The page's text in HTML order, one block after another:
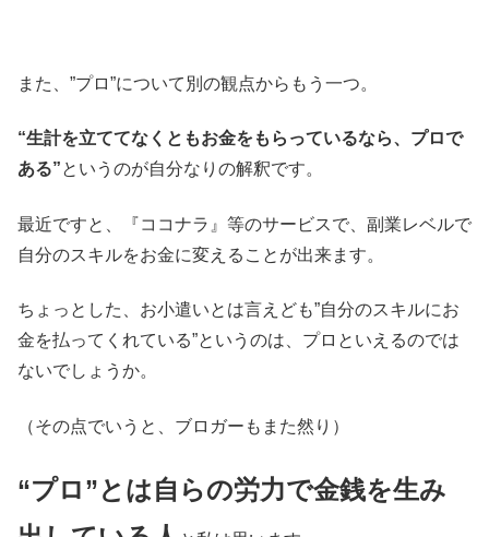
また、”プロ”について別の観点からもう一つ。
“生計を立ててなくともお金をもらっているなら、プロで
ある”というのが自分なりの解釈です。
最近ですと、『ココナラ』等のサービスで、副業レベルで
自分のスキルをお金に変えることが出来ます。
ちょっとした、お小遣いとは言えども”自分のスキルにお
金を払ってくれている”というのは、プロといえるのでは
ないでしょうか。
（その点でいうと、ブロガーもまた然り）
“プロ”とは自らの労力で金銭を生み